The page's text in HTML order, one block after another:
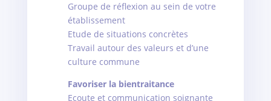
Groupe de réflexion au sein de votre
établissement
Etude de situations concrètes
Travail autour des valeurs et d’une
culture commune
Favoriser la bientraitance
Ecoute et communication soignante